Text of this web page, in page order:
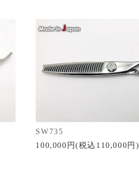
SW735
100,000円(税込110,000円)